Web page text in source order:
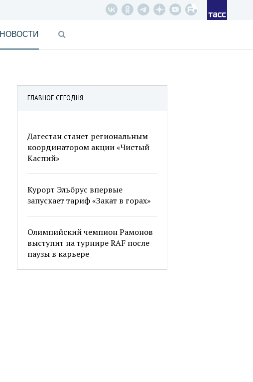
НОВОСТИ
ГЛАВНОЕ СЕГОДНЯ
Дагестан станет региональным
координатором акции «Чистый
Каспий»
Курорт Эльбрус впервые
запускает тариф «Закат в горах»
Олимпийский чемпион Рамонов
выступит на турнире RAF после
паузы в карьере